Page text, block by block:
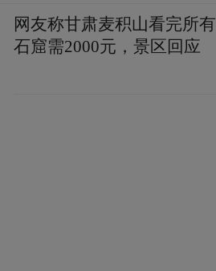
网友称甘肃麦积山看完所有
石窟需2000元，景区回应